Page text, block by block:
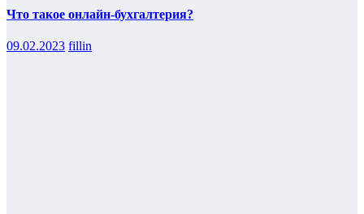
Что такое онлайн-бухгалтерия?
09.02.2023 fillin